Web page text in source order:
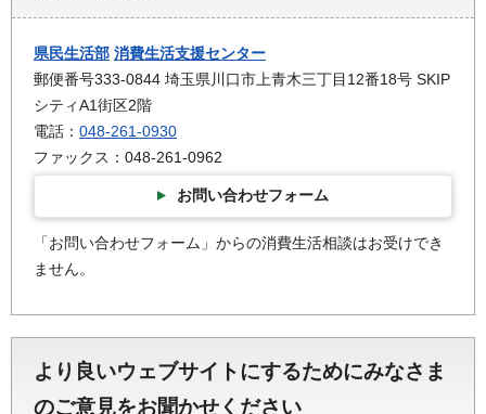
県民生活部 消費生活支援センター
郵便番号333-0844 埼玉県川口市上青木三丁目12番18号 SKIP
シティA1街区2階
電話： 048-261-0930
ファックス：048-261-0962
お問い合わせフォーム
「お問い合わせフォーム」からの消費生活相談はお受けでき
ません。
より良いウェブサイトにするためにみなさま
のご意見をお聞かせください